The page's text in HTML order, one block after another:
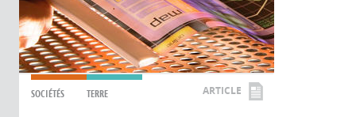
SOCIÉTÉS TERRE ARTICLE